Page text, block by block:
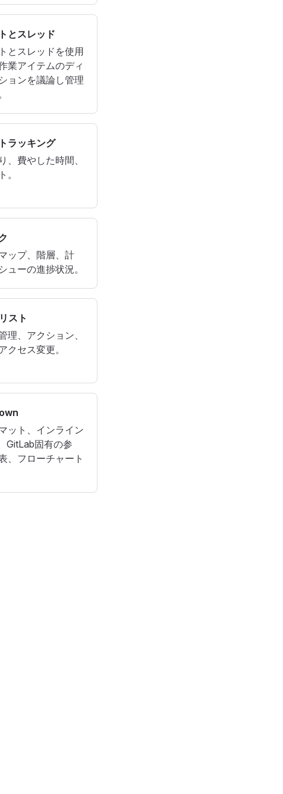
とスレッド
とスレッドを使用
業アイテムのディ
ョンを議論し管理
ラッキング
、費やした時間、
。
ップ、階層、計
ューの進捗状況。
スト
理、アクション、
クセス変更。
ット、インライン
GitLab固有の参
、フローチャート